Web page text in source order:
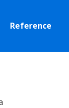
Reference